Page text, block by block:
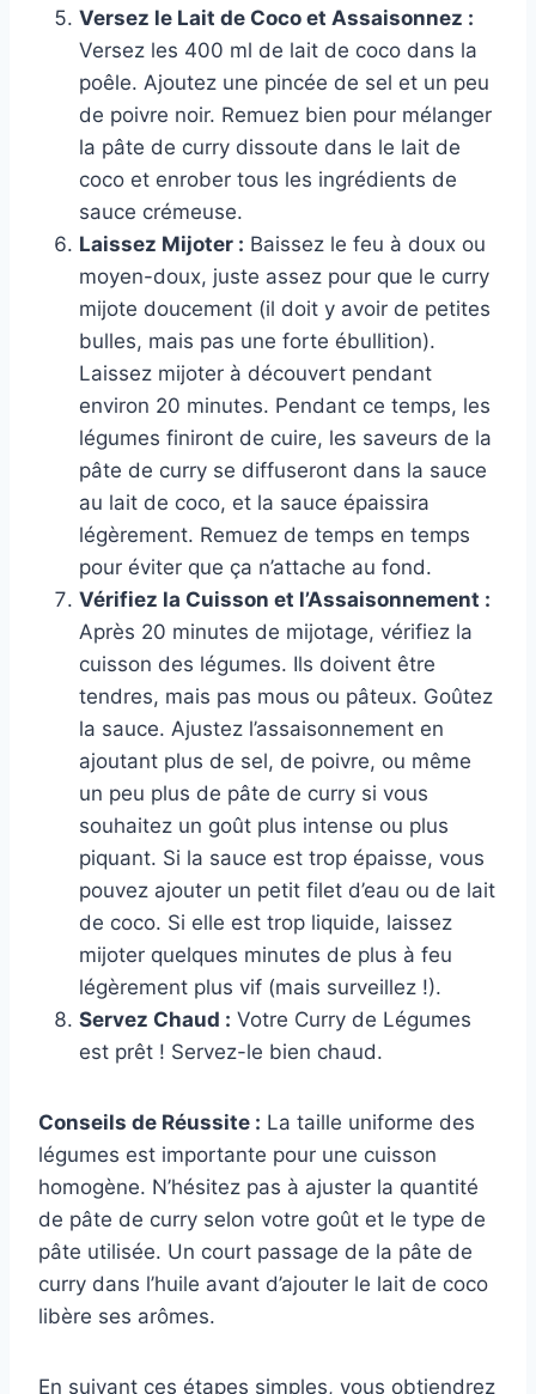
Versez le Lait de Coco et Assaisonnez :
Versez les 400 ml de lait de coco dans la
poêle. Ajoutez une pincée de sel et un peu
de poivre noir. Remuez bien pour mélanger
la pâte de curry dissoute dans le lait de
coco et enrober tous les ingrédients de
sauce crémeuse.
Laissez Mijoter : Baissez le feu à doux ou
moyen-doux, juste assez pour que le curry
mijote doucement (il doit y avoir de petites
bulles, mais pas une forte ébullition).
Laissez mijoter à découvert pendant
environ 20 minutes. Pendant ce temps, les
légumes finiront de cuire, les saveurs de la
pâte de curry se diffuseront dans la sauce
au lait de coco, et la sauce épaissira
légèrement. Remuez de temps en temps
pour éviter que ça n’attache au fond.
Vérifiez la Cuisson et l’Assaisonnement :
Après 20 minutes de mijotage, vérifiez la
cuisson des légumes. Ils doivent être
tendres, mais pas mous ou pâteux. Goûtez
la sauce. Ajustez l’assaisonnement en
ajoutant plus de sel, de poivre, ou même
un peu plus de pâte de curry si vous
souhaitez un goût plus intense ou plus
piquant. Si la sauce est trop épaisse, vous
pouvez ajouter un petit filet d’eau ou de lait
de coco. Si elle est trop liquide, laissez
mijoter quelques minutes de plus à feu
légèrement plus vif (mais surveillez !).
Servez Chaud : Votre Curry de Légumes
est prêt ! Servez-le bien chaud.
Conseils de Réussite : La taille uniforme des
légumes est importante pour une cuisson
homogène. N’hésitez pas à ajuster la quantité
de pâte de curry selon votre goût et le type de
pâte utilisée. Un court passage de la pâte de
curry dans l’huile avant d’ajouter le lait de coco
libère ses arômes.
En suivant ces étapes simples, vous obtiendrez